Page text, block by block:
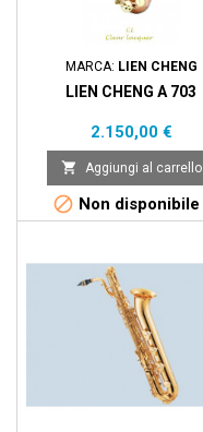
MARCA: LIEN CHENG
LIEN CHENG A 703
Prezzo
2.150,00 €
 Aggiungi al carrello
 Non disponibile